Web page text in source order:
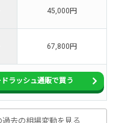
45,000円
67,800円
ドラッシュ通販で買う
去の相場変動を見る